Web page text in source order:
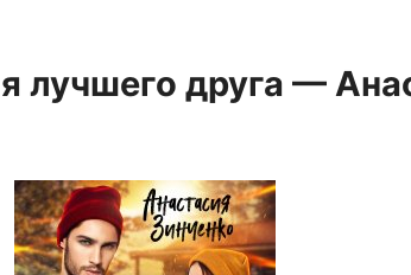
лучшего друга —